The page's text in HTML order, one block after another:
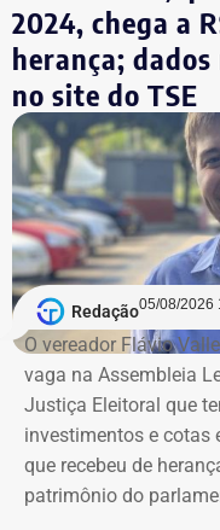
Bens declarados por
2024, chega a
herança;
no site do TSE
Redação05/08/2026
O vereador Flávio
vaga na Assembleia
Justiça Eleitoral que
investimentos e cotas
que recebeu de
patrimônio do